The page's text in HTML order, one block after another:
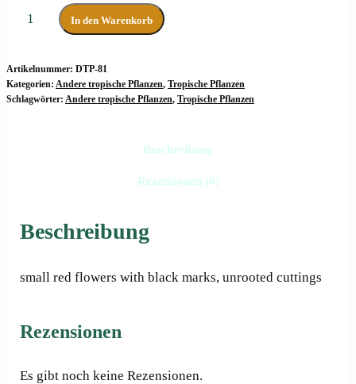
AeschynanthusIn den Warenkorb
Artikelnummer: DTP-81
Kategorien: Andere tropische Pflanzen, Tropische Pflanzen
Schlagwörter: Andere tropische Pflanzen, Tropische Pflanzen
Beschreibung
Rezensionen (0)
Beschreibung
small red flowers with black marks, unrooted cuttings
Rezensionen
Es gibt noch keine Rezensionen.